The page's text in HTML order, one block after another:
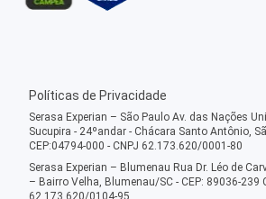
Políticas de Privacidade
Serasa Experian – São Paulo Av. das Nações
Sucupira - 24ºandar - Chácara Santo Antônio,
CEP:04794-000 - CNPJ 62.173.620/0001-80
Serasa Experian – Blumenau Rua Dr. Léo de
– Bairro Velha, Blumenau/SC - CEP: 89036-239
62.173.620/0104-95